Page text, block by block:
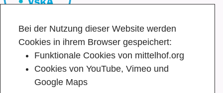
Bei der Nutzung dieser Website werden
Cookies in ihrem Browser gespeichert:
Funktionale Cookies von mittelhof.org
Cookies von YouTube, Vimeo und
Google Maps